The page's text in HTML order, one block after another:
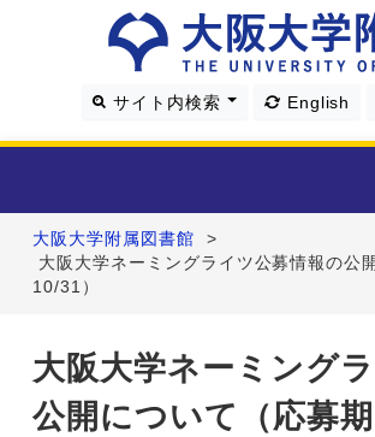
サイト内検索 English
利用案内
学習・研究支援
大阪大学附属図書館
>
大阪大学ネーミングライツ公募情報の公
10/31）
大阪大学ネーミング
公開について（応募